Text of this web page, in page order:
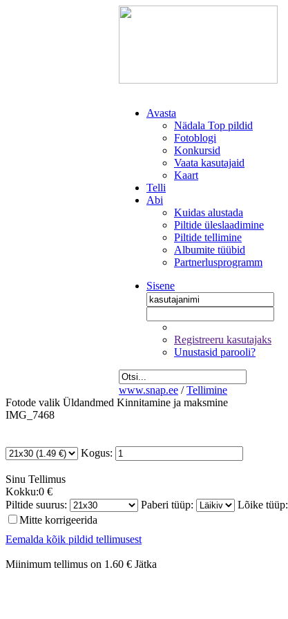
Avasta
Nädala Top pildid
Fotoblogi
Konkursid
Vaata kasutajaid
Kaart
Telli
Abi
Kuidas alustada
Piltide üleslaadimine
Piltide tellimine
Albumite tüübid
Partnerlusprogramm
Sisene
Registreeru kasutajaks
Unustasid parooli?
www.snap.ee / Tellimine
Fotode valik Üldandmed Kinnitamine ja maksmine
IMG_7468
Kogus:
Sinu Tellimus
Kokku:0 €
Piltide suurus:
Paberi tüüp: Lõike tüüp:
Mitte korrigeerida
Eemalda kõik pildid tellimusest
Miinimum tellimus on 1.60 € Jätka